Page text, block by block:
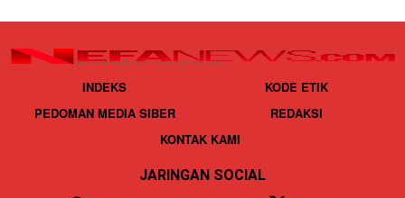
INDEKS
KODE ETIK
PEDOMAN MEDIA SIBER
REDAKSI
KONTAK KAMI
JARINGAN SOCIAL